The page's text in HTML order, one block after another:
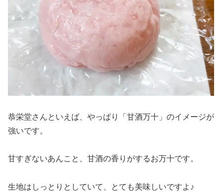
恭栄堂さんといえば、やっぱり「甘酒万十」のイメージが
強いです。
甘すぎないあんこと、甘酒の香りがするお万十です。
生地はしっとりとしていて、とても美味しいですよ♪